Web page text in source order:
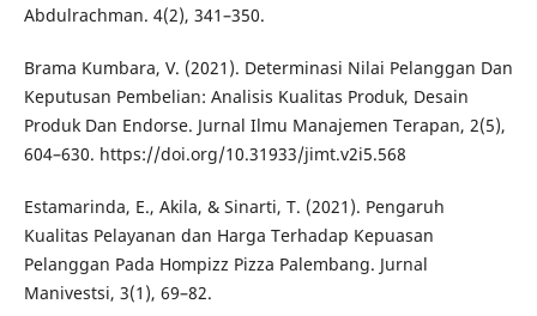
Abdulrachman. 4(2), 341–350.
Brama Kumbara, V. (2021). Determinasi Nilai Pelanggan Dan
Keputusan Pembelian: Analisis Kualitas Produk, Desain
Produk Dan Endorse. Jurnal Ilmu Manajemen Terapan, 2(5),
604–630. https://doi.org/10.31933/jimt.v2i5.568
Estamarinda, E., Akila, & Sinarti, T. (2021). Pengaruh
Kualitas Pelayanan dan Harga Terhadap Kepuasan
Pelanggan Pada Hompizz Pizza Palembang. Jurnal
Manivestsi, 3(1), 69–82.